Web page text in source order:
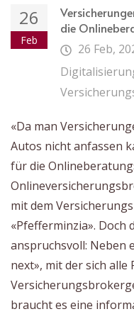
26
Feb
die
26 Feb,
«Da man
Autos nicht anfassen
für die
mit dem
«Pfefferminzia». Doch
anspruchsvoll: Neben
next», mit der sich alle
braucht es eine